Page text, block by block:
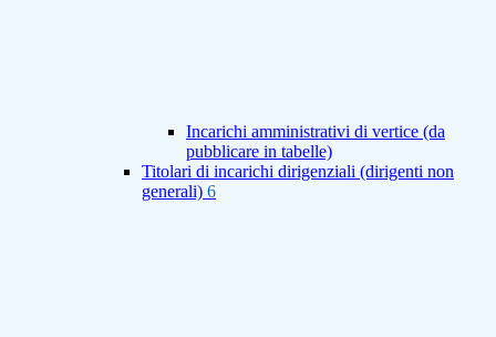
Incarichi amministrativi di vertice (da
pubblicare in tabelle)
Titolari di incarichi dirigenziali (dirigenti non
generali) 6